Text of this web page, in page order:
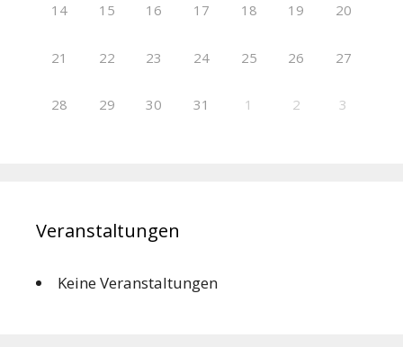
14 15 16 17 18 19 20
21 22 23 24 25 26 27
28 29 30 31 1 2 3
Veranstaltungen
Keine Veranstaltungen